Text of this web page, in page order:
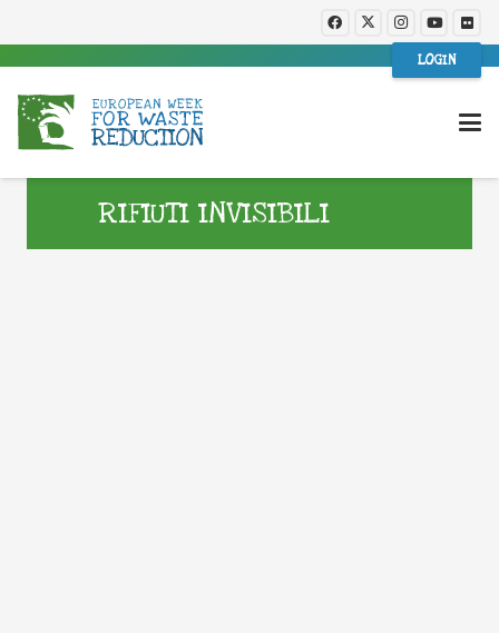
LOGIN
RIFIUTI INVISIBILI